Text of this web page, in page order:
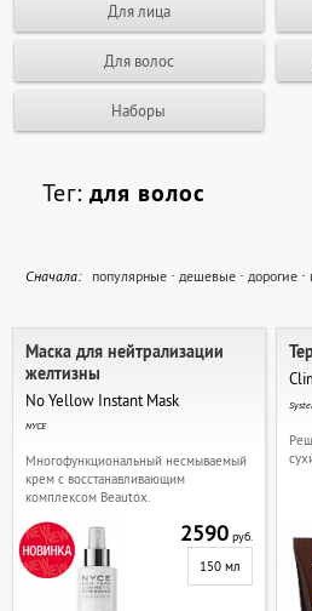
Для лица
Для волос
Наборы
Тег: для волос
Cначала: популярные · дешевые · дорогие ·
Маска для нейтрализации
желтизны
No Yellow Instant Mask
NYCE
Многофункциональный несмываемый
крем с восстанавливающим
комплексом Beautox.
2590руб.
150 мл